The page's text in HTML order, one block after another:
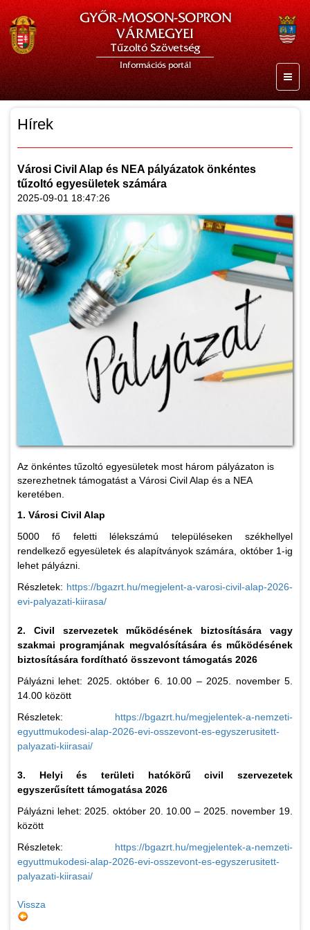
GYŐR-MOSON-SOPRON
VÁRMEGYEI
Tűzoltó Szövetség
Információs portál
Hírek
Városi Civil Alap és NEA pályázatok önkéntes
tűzoltó egyesületek számára
2025-09-01 18:47:26
Az önkéntes tűzoltó egyesületek most három pályázaton is
szerezhetnek támogatást a Városi Civil Alap és a NEA
keretében.
1. Városi Civil Alap
5000 fő feletti lélekszámú településeken székhellyel
rendelkező egyesületek és alapítványok számára, október 1-ig
lehet pályázni.
Részletek: https://bgazrt.hu/megjelent-a-varosi-civil-alap-2026-
evi-palyazati-kiirasa/
2. Civil szervezetek működésének biztosítására vagy
szakmai programjának megvalósítására és működésének
biztosítására fordítható összevont támogatás 2026
Pályázni lehet: 2025. október 6. 10.00 – 2025. november 5.
14.00 között
Részletek: https://bgazrt.hu/megjelentek-a-nemzeti-
egyuttmukodesi-alap-2026-evi-osszevont-es-egyszerusitett-
palyazati-kiirasai/
3. Helyi és területi hatókörű civil szervezetek
egyszerűsített támogatása 2026
Pályázni lehet: 2025. október 20. 10.00 – 2025. november 19.
között
Részletek: https://bgazrt.hu/megjelentek-a-nemzeti-
egyuttmukodesi-alap-2026-evi-osszevont-es-egyszerusitett-
palyazati-kiirasai/
Vissza